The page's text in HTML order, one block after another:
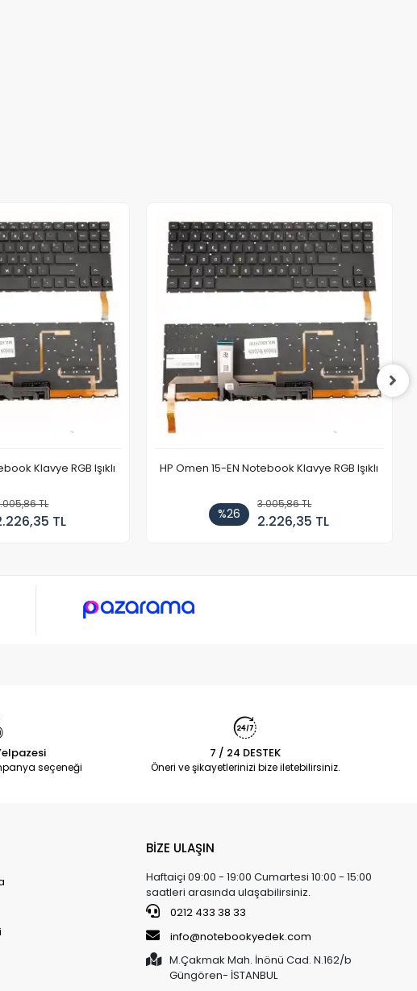
Klavye RGB Işıklı
TL
TL
HP Omen 15-EN Notebook Klavye RGB Işıklı
%26
3.005,86 TL
2.226,35 TL
seçeneği
7 / 24 DESTEK
Öneri ve şikayetlerinizi bize iletebilirsiniz.
BİZE ULAŞIN
Haftaiçi 09:00 - 19:00 Cumartesi 10:00 - 15:00
saatleri arasında ulaşabilirsiniz.
0212 433 38 33
info@notebookyedek.com
M.Çakmak Mah. İnönü Cad. N.162/b
Güngören- İSTANBUL